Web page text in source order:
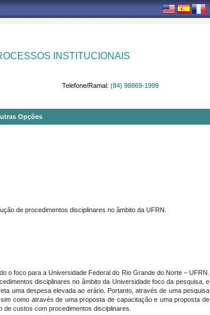
INSTITUCIONAIS
Telefone/Ramal: (84) 98869-1999
Opções
de procedimentos disciplinares no âmbito da UFRN.
o foco para a Universidade Federal do Rio Grande do Norte – UFRN.
disciplinares no âmbito da Universidade foco da pesquisa, e
uma despesa elevada ao erário. Portanto, através de uma pesquisa
como através de uma proposta de capacitação e uma proposta de
custos com procedimentos disciplinares.